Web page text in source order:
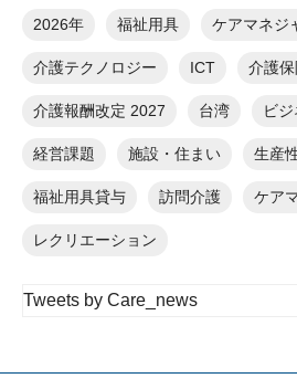
2026年 福祉用具 ケアマネジ
介護テクノロジー ICT 介護
介護報酬改定 2027 台湾 ビジ
経営課題 施設・住まい 生産
福祉用具貸与 訪問介護 ケア
レクリエーション
Tweets by Care_news